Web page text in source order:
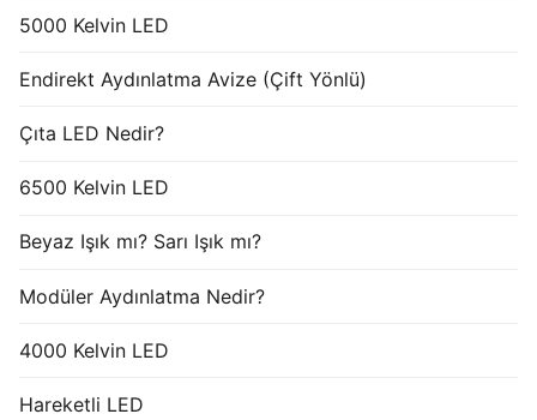
5000 Kelvin LED
Endirekt Aydınlatma Avize (Çift Yönlü)
Çıta LED Nedir?
6500 Kelvin LED
Beyaz Işık mı? Sarı Işık mı?
Modüler Aydınlatma Nedir?
4000 Kelvin LED
Hareketli LED